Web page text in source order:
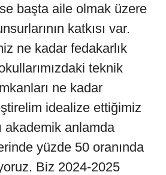
başta aile olmak üzere
katkısı var.
ne kadar fedakarlık
teknik
ne kadar
idealize ettiğimiz
akademik anlamda
yüzde 50 oranında
Biz 2024-2025